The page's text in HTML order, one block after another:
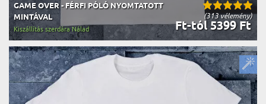
(313 vélemény)
GAME OVER - FÉRFI PÓLÓ NYOMTATOTT
MINTÁVAL
Ft-tól 5399 Ft
Kiszállítás szerdára Nálad